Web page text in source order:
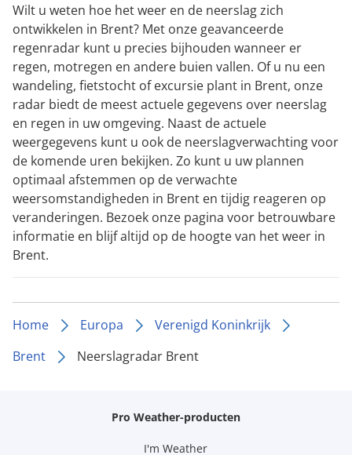
Wilt u weten hoe het weer en de neerslag zich
ontwikkelen in Brent? Met onze geavanceerde
regenradar kunt u precies bijhouden wanneer er
regen, motregen en andere buien vallen. Of u nu een
wandeling, fietstocht of excursie plant in Brent, onze
radar biedt de meest actuele gegevens over neerslag
en regen in uw omgeving. Naast de actuele
weergegevens kunt u ook de neerslagverwachting voor
de komende uren bekijken. Zo kunt u uw plannen
optimaal afstemmen op de verwachte
weersomstandigheden in Brent en tijdig reageren op
veranderingen. Bezoek onze pagina voor betrouwbare
informatie en blijf altijd op de hoogte van het weer in
Brent.
Home Europa
Verenigd Koninkrijk
Brent
Neerslagradar Brent
Pro Weather-producten
I'm Weather